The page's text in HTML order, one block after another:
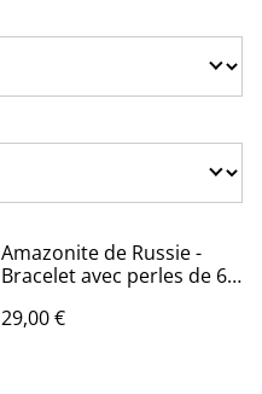
Amazonite de Russie -
Bracelet avec perles de 6
29,00 €